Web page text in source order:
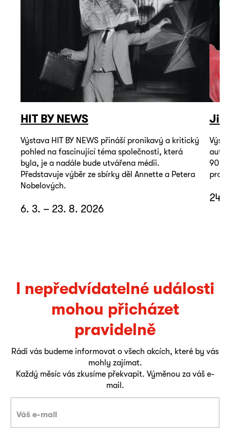
HIT BY NEWS
Výstava HIT BY NEWS přináší pronikavý a kritický
pohled na fascinující téma společnosti, která
byla, je a nadále bude utvářena médii.
Představuje výběr ze sbírky děl Annette a Petera
Nobelových.
6. 3. – 23. 8. 2026
Jiří
90.
24.
I nepředvídatelné události
mohou přicházet
pravidelně
Rádi vás budeme informovat o všech akcích, které by vás
mohly zajímat.
Každý měsíc vás zkusíme překvapit. Výměnou za váš e-
mail.